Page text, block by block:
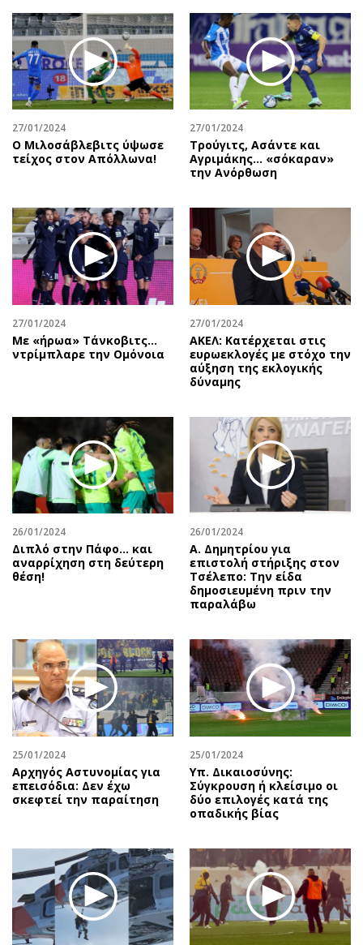
Μουσική
Εικαστικά
Βιβλίο
Χειρόγραφα
Uncut
Προσφορές
Προσωπικότητες στην ''Κ''
Επιστολές
27/01/2024
Ο Μιλοσάβλεβιτς ύψωσε
τείχος στον Απόλλωνα!
27/01/2024
Τρούγιτς, Ασάντε και
Αγριμάκης… «σόκαραν»
την Ανόρθωση
27/01/2024
Με «ήρωα» Τάνκοβιτς…
ντρίμπλαρε την Ομόνοια
27/01/2024
ΑΚΕΛ: Κατέρχεται στις
ευρωεκλογές με στόχο την
αύξηση της εκλογικής
δύναμης
26/01/2024
Διπλό στην Πάφο… και
αναρρίχηση στη δεύτερη
θέση!
26/01/2024
Α. Δημητρίου για
επιστολή στήριξης στον
Τσέλεπο: Την είδα
δημοσιευμένη πριν την
παραλάβω
25/01/2024
Αρχηγός Αστυνομίας για
επεισόδια: Δεν έχω
σκεφτεί την παραίτηση
25/01/2024
Υπ. Δικαιοσύνης:
Σύγκρουση ή κλείσιμο οι
δύο επιλογές κατά της
οπαδικής βίας